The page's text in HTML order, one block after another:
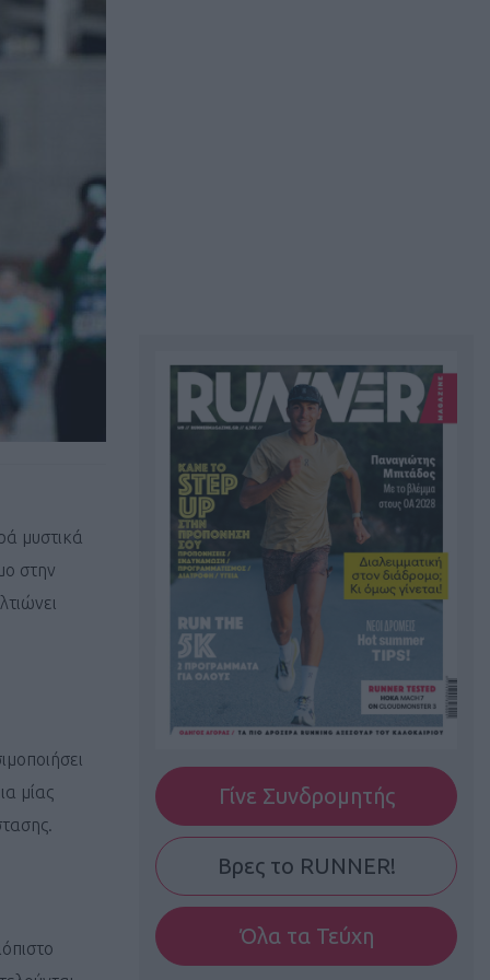
μυστικά
στην
μίας
Γίνε Συνδρομητής
Βρες το RUNNER!
Όλα τα Τεύχη